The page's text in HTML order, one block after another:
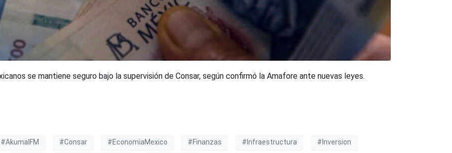
se mantiene seguro bajo la supervisión de Consar, según confirmó la Amafore ante nuevas leyes.
#AkumalFM #Consar #EconomiaMexico #Finanzas #Infraestructura #Inversion